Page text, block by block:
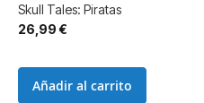
Skull Tales: Piratas
26,99 €
Añadir al carrito